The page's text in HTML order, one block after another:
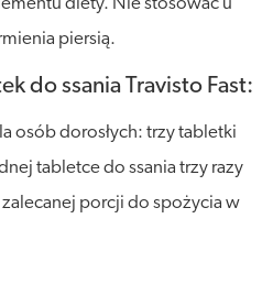
piersią.
do ssania Travisto Fast:
osób dorosłych: trzy tabletki
tabletce do ssania trzy razy
porcji do spożycia w